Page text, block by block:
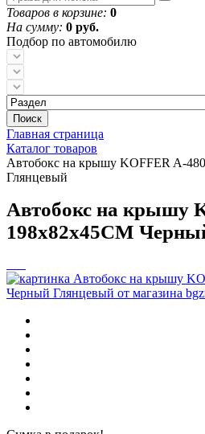
Товаров в корзине: 0
На сумму: 0 руб.
Подбор по автомобилю
Поиск
Главная страница
Каталог товаров
Автобокс на крышу KOFFER A-
Глянцевый
Автобокс на крышу
198х82х45СМ